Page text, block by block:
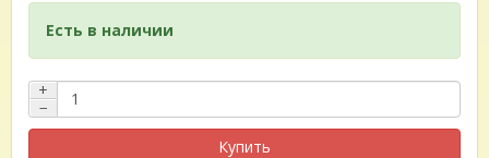
Есть в наличии
+
−
Купить